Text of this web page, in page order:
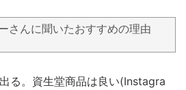
さんに聞いたおすすめの理由
る。資生堂商品は良い(Instagra